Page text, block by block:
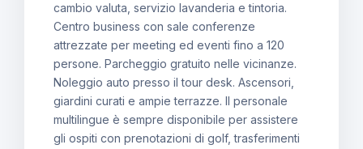
cambio valuta, servizio lavanderia e tintoria.
Centro business con sale conferenze
attrezzate per meeting ed eventi fino a 120
persone. Parcheggio gratuito nelle vicinanze.
Noleggio auto presso il tour desk. Ascensori,
giardini curati e ampie terrazze. Il personale
multilingue è sempre disponibile per assistere
gli ospiti con prenotazioni di golf, trasferimenti